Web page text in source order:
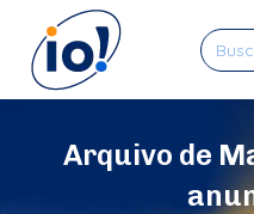
Arquivo de